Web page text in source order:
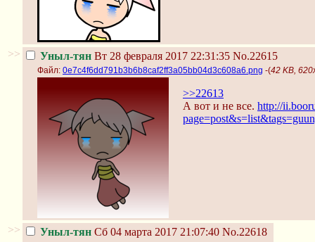
>> Уныл-тян Вт 28 февраля 2017 22:31:35 No.22615
Файл: 0e7c4f6dd791b3b6b8caf2ff3a05bb04d3c608a6.png -(42 KB,
>>22613
А вот и не все. http://
>> Уныл-тян Сб 04 марта 2017 21:07:40 No.22618